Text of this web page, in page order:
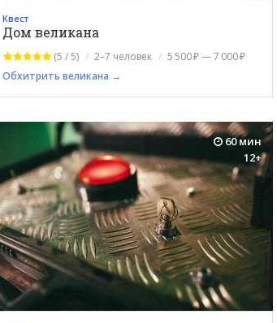
Квест
Дом великана
(5 / 5) 2–7 человек
5 500 ₽ — 7 000 ₽
Обхитрить великана →
60 мин
12+